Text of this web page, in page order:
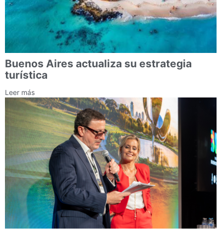
Buenos Aires actualiza su estrategia
turística
Leer más